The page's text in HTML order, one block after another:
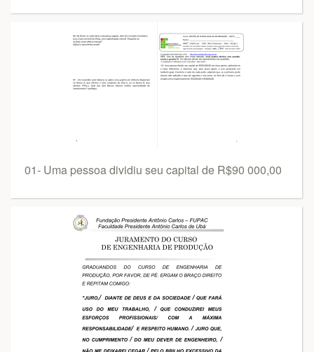
01- Uma pessoa dividiu seu capital de R$90 000,00